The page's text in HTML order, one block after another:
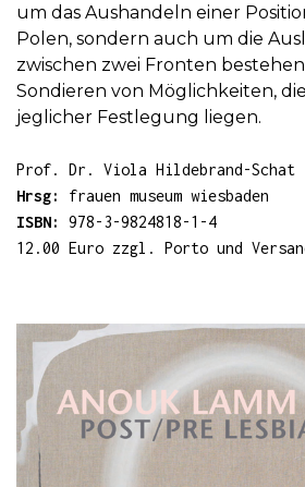
um das Aushandeln einer
Polen, sondern auch um die
zwischen zwei Fronten
Sondieren von Möglichkeiten,
jeglicher Festlegung liegen.
Prof. Dr. Viola Hildebrand-Schat
Hrsg: frauen museum wiesbaden
ISBN: 978-3-9824818-1-4
12.00 Euro zzgl. Porto und